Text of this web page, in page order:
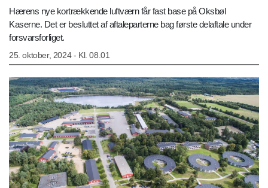
Hærens nye kortrækkende luftværn får fast base på Oksbøl
Kaserne. Det er besluttet af aftaleparterne bag første delaftale under
forsvarsforliget.
25. oktober, 2024 - Kl. 08.01